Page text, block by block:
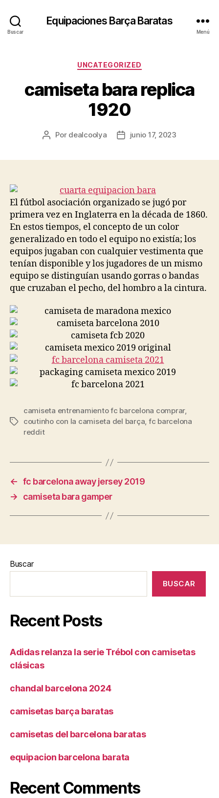
Buscar
Equipaciones Barça Baratas
Menú
Categorías
UNCATEGORIZED
camiseta bara replica
1920
Autor
Por dealcoolya
Fechajunio 17, 2023
El fútbol asociación organizado se jugó por
primera vez en Inglaterra en la década de 1860.
En estos tiempos, el concepto de un color
generalizado en todo el equipo no existía; los
equipos jugaban con cualquier vestimenta que
tenían disponible y los jugadores de un mismo
equipo se distinguían usando gorras o bandas
que cruzaban el pecho, del hombro a la cintura.
Etiquetas
camiseta entrenamiento fc barcelona comprar,
coutinho con la camiseta del barça, fc barcelona
reddit
← fc barcelona away jersey 2019
→
camiseta bara gamper
Buscar
BUSCAR
Recent Posts
Adidas relanza la serie Trébol con camisetas
clásicas
chandal barcelona 2024
camisetas barça baratas
camisetas del barcelona baratas
equipacion barcelona barata
Recent Comments